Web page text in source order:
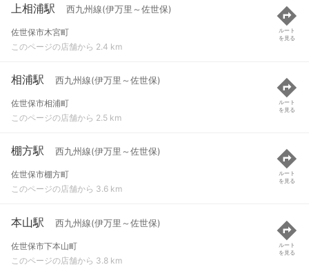
上相浦駅 西九州線(伊万里～佐世保)
佐世保市木宮町
このページの店舗から 2.4 km
ルート
を見る
相浦駅 西九州線(伊万里～佐世保)
佐世保市相浦町
このページの店舗から 2.5 km
ルート
を見る
棚方駅 西九州線(伊万里～佐世保)
佐世保市棚方町
このページの店舗から 3.6 km
ルート
を見る
本山駅 西九州線(伊万里～佐世保)
佐世保市下本山町
このページの店舗から 3.8 km
ルート
を見る